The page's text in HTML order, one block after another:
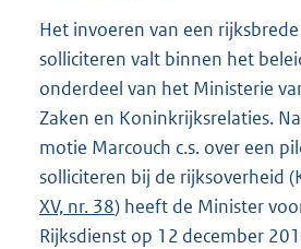
Het invoeren van een
solliciteren valt binnen het
onderdeel van het Ministerie
Zaken en Koninkrijksrelaties.
motie Marcouch c.s. over een
solliciteren bij de rijksoverheid
XV, nr. 38) heeft de Minister
Rijksdienst op 12 december